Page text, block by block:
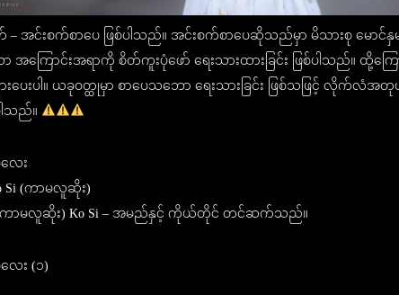
အင်းစက်စာပေ ဖြစ်ပါသည်။ အင်းစက်စာပေဆိုသည်မှာ မိသားစု မောင်နှမ
ြောင်းအရာကို စိတ်ကူးပုံဖော် ရေးသားထားခြင်း ဖြစ်ပါသည်။ ထို့က
ေးပါ။ ယခုဝတ္ထုမှာ စာပေသဘော ရေးသားခြင်း ဖြစ်သဖြင့် လိုက်လံအတုယူ
သည်။
ေး
Si (ကာမလူဆိုး)
မလူဆိုး) Ko Si – အမည်နှင့် ကိုယ်တိုင် တင်ဆက်သည်။
း (၁)